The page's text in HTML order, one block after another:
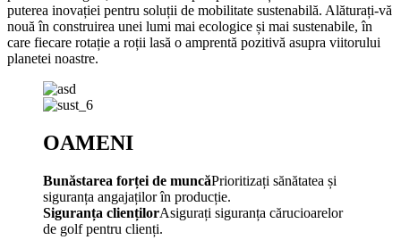
puterea inovației pentru soluții de mobilitate sustenabilă. Alăturați-vă
nouă în construirea unei lumi mai ecologice și mai sustenabile, în
care fiecare rotație a roții lasă o amprentă pozitivă asupra viitorului
planetei noastre.
OAMENI
Bunăstarea forței de muncăPrioritizați sănătatea și
siguranța angajaților în producție.
Siguranța cliențilorAsigurați siguranța cărucioarelor
de golf pentru clienți.